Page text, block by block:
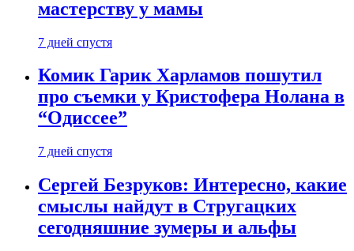
мастерству у мамы
7 дней спустя
Комик Гарик Харламов пошутил
про съемки у Кристофера Нолана в
“Одиссее”
7 дней спустя
Сергей Безруков: Интересно, какие
смыслы найдут в Стругацких
сегодняшние зумеры и альфы